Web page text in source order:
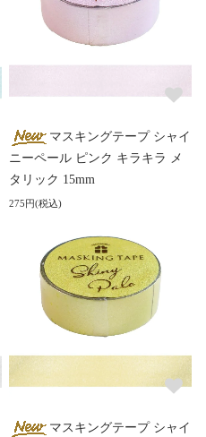
マスキングテープ シャイ
ニーペール ピンク キラキラ メ
タリック 15mm
275円(税込)
マスキングテープ シャイ